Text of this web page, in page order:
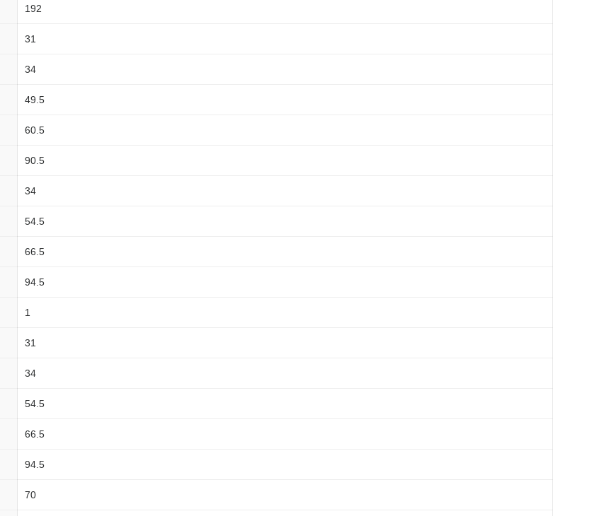
192
31
34
49.5
60.5
90.5
34
54.5
66.5
94.5
1
31
34
54.5
66.5
94.5
70